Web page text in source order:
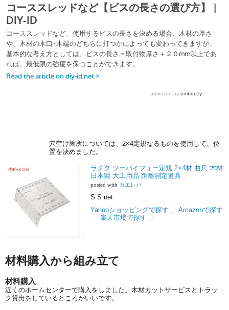
穴空け箇所については、2×4定規なるものを使用して、位
置を決めました。
ラクダ ツーバイフォー定規 2×4材 曲尺 木材
日本製 大工用品 距離測定道具
posted with カエレバ
S.S net
Yahooショッピングで探す
Amazonで探す
楽天市場で探す
材料購入から組み立て
材料購入
近くのホームセンターで購入をしました。木材カットサービスとトラッ
ク貸出をしているところがいいです。